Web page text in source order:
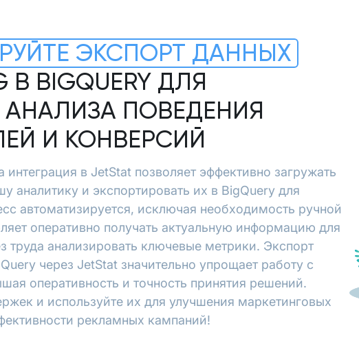
ЭКСПОРТ ДАННЫХ
В BIGQUERY ДЛЯ
ПОВЕДЕНИЯ
И КОНВЕРСИЙ
интеграция в JetStat позволяет эффективно загружать
аналитику и экспортировать их в BigQuery для
автоматизируется, исключая необходимость ручной
оперативно получать актуальную информацию для
труда анализировать ключевые метрики. Экспорт
через JetStat значительно упрощает работу с
оперативность и точность принятия решений.
и используйте их для улучшения маркетинговых
рекламных кампаний!